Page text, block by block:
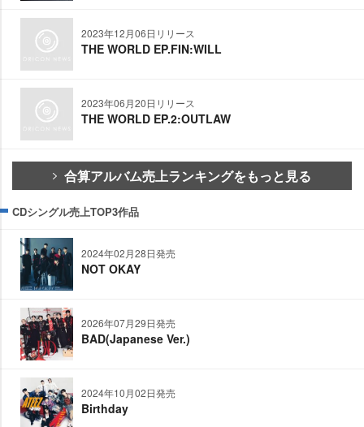
2023年12月06日リリース
THE WORLD EP.FIN:WILL
2023年06月20日リリース
THE WORLD EP.2:OUTLAW
合算アルバム売上ランキングをもっと見る
CDシングル売上TOP3作品
2024年02月28日発売
NOT OKAY
2026年07月29日発売
BAD(Japanese Ver.)
2024年10月02日発売
Birthday